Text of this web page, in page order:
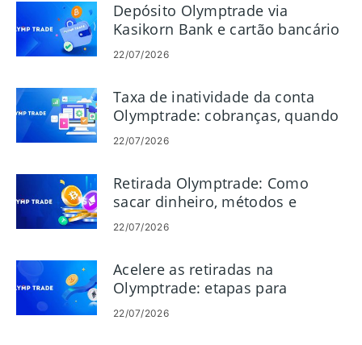
Depósito Olymptrade via
Kasikorn Bank e cartão bancário
22/07/2026
Taxa de inatividade da conta
Olymptrade: cobranças, quando
aplicável
22/07/2026
Retirada Olymptrade: Como
sacar dinheiro, métodos e
processamento
22/07/2026
Acelere as retiradas na
Olymptrade: etapas para
pagamentos mais rápidos
22/07/2026